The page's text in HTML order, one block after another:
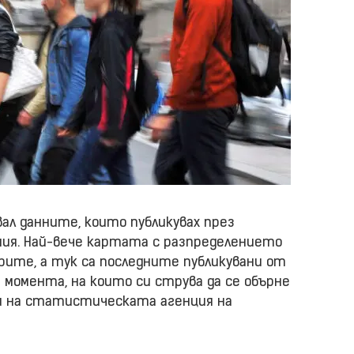
данните, които публикувах през
Най-вече картата с разпределението
а тук са последните публикувани от
момента, на които си струва да се обърне
на статистическата агенция на